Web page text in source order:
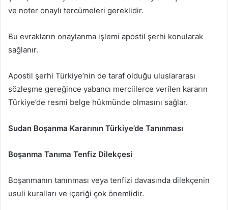
ve noter onaylı tercümeleri gereklidir.
Bu evrakların onaylanma işlemi apostil şerhi konularak
sağlanır.
Apostil şerhi Türkiye’nin de taraf olduğu uluslararası
sözleşme gereğince yabancı merciilerce verilen kararın
Türkiye’de resmi belge hükmünde olmasını sağlar.
Sudan Boşanma Kararının Türkiye’de Tanınması
Boşanma Tanıma Tenfiz Dilekçesi
Boşanmanın tanınması veya tenfizi davasında dilekçenin
usuli kuralları ve içeriği çok önemlidir.